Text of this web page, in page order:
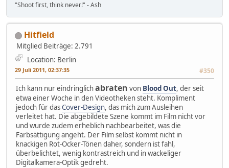
"Shoot first, think never!" - Ash
Hitfield
Mitglied Beiträge: 2.791
Location: Berlin
29 Juli 2011, 02:37:35 #350
Ich kann nur eindringlichabraten von Blood Out, der seit
etwa einer Woche in den Videotheken steht. Kompliment
jedoch für dasCover-Design, das mich zum Ausleihen
verleitet hat. Die abgebildete Szene kommt im Film nicht vor
und wurde zudem erheblich nachbearbeitet, was die
Farbsättigung angeht. Der Film selbst kommt nicht in
knackigen Rot-Ocker-Tönen daher, sondern ist fahl,
überbelichtet, wenig kontrastreich und in wackeliger
Digitalkamera-Optik gedreht.